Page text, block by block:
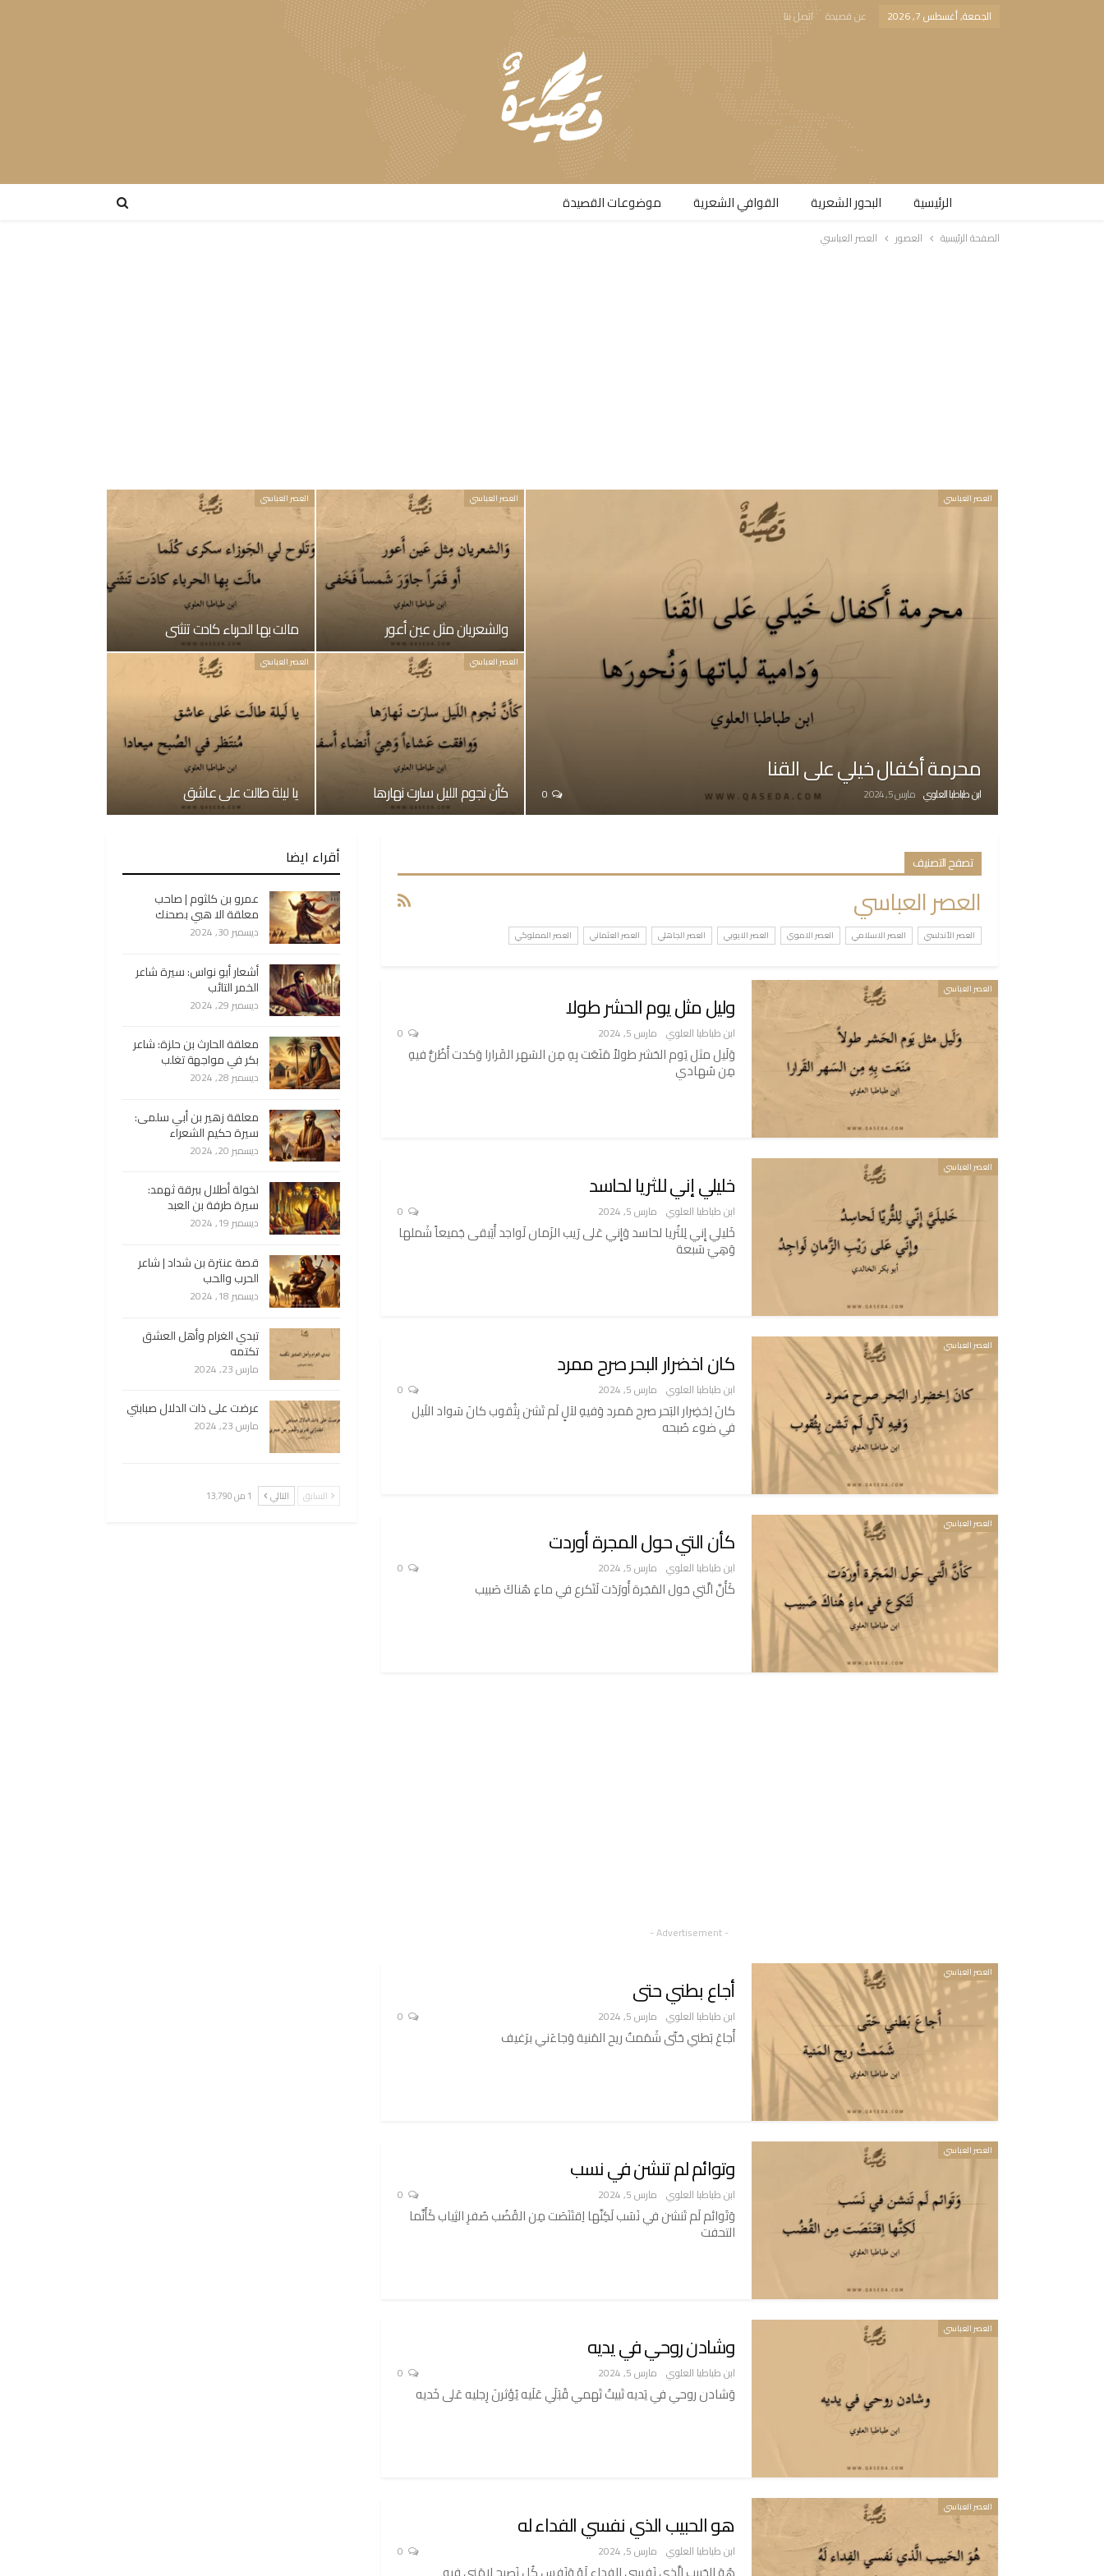
الجمعة, أغسطس 7, 2026 عن قصيدة اتصل بنا
الرئيسية البحور الشعرية​ القوافي الشعرية​ موضوعات القصيدة​
الصفحة الرئيسية العصور العصر العباسي
العصر العباسي
محرمة أكفال خيلي على القنا
ابن طباطبا العلوي مارس 5, 2024
العصر العباسي
والشعريان مثل عين أعور
العصر العباسي
مالت بها الحرباء كادت تنثني
العصر العباسي
كأن نجوم الليل سارت نهارها
العصر العباسي
يا ليلة طالت على عاشق
تصفح التصنيف
العصر العباسي
العصر الأندلسي العصر الاسلامي العصر الاموي العصر الايوبي العصر الجاهلي العصر العثماني العصر المملوكي
العصر العباسي
وليل مثل يوم الحشر طولا
ابن طباطبا العلوي مارس 5, 2024
وَلَيل مثل يَوم الحَشر طولاً مَنَعَت بِهِ مِن السَهر القَرارا وَكدت أَظُنُّ فيهِ
مِن سُهادي
العصر العباسي
خليلي إني للثريا لحاسد
ابن طباطبا العلوي مارس 5, 2024
خَليلي إِني لِلثُريا لحاسد وَإِني عَلى رَيب الزَمان لَواجد أَيَبقى جَميعاً شَملها
وَهِيَ سَبعة
العصر العباسي
كان اخضرار البحر صرح ممرد
ابن طباطبا العلوي مارس 5, 2024
كانَ اِخضِرار البَحر صرح مَمرد وَفيهِ لآلٍ لَم تَشن بِثُقوب كانَ سَواد اللَيل
في ضوء صُبحه
العصر العباسي
كأن التي حول المجرة أوردت
ابن طباطبا العلوي مارس 5, 2024
كَأَنَّ الَّتي حَول المَجَرة أَورَدَت لَتَكرع في ماءٍ هُناكَ صَبيب
- Advertisement -
العصر العباسي
أجاع بطني حتى
ابن طباطبا العلوي مارس 5, 2024
أَجاعَ بَطني حَتّى شَمَمتُ ريح المَنية وَجاءَني برَغيف
العصر العباسي
وتوائم لم تنشن في نسب
ابن طباطبا العلوي مارس 5, 2024
وَتَوائم لَم تَنشن في نَسَب لَكِنَّها اِقتَنَصَت مِن القُضُب صُفرِ الثِياب كَأَنَّما
التحفت
العصر العباسي
وشادن روحي في يديه
ابن طباطبا العلوي مارس 5, 2024
وَشادن روحي في يَديه تَبيتُ تَهمي قُبَلَي عَلَيه يُؤثرنَ رِجليه عَلى خَديه
العصر العباسي
هو الحبيب الذي نفسي الفداء له
ابن طباطبا العلوي مارس 5, 2024
أقراء ايضا
عمرو بن كلثوم | صاحب
معلقة الا هبي بصحنك
ديسمبر 30, 2024
أشعار أبو نواس: سيرة شاعر
الخمر التائب
ديسمبر 29, 2024
معلقة الحارث بن حلزة: شاعر
بكر في مواجهة تغلب
ديسمبر 28, 2024
معلقة زهير بن أبي سلمى:
سيرة حكيم الشعراء
ديسمبر 20, 2024
لخولة أطلال ببرقة ثهمد:
سيرة طرفة بن العبد
ديسمبر 19, 2024
قصة عنترة بن شداد | شاعر
الحرب والحب
ديسمبر 18, 2024
تبدي الغرام وأهل العشق
تكتمه
مارس 23, 2024
عرضت على ذات الدلال صبابتي
مارس 23, 2024
السابق التالي 1 من 13٬790